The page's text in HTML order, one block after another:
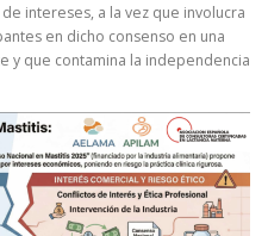
intereses, a la vez que involucra
en dicho consenso en una
y que contamina la independencia